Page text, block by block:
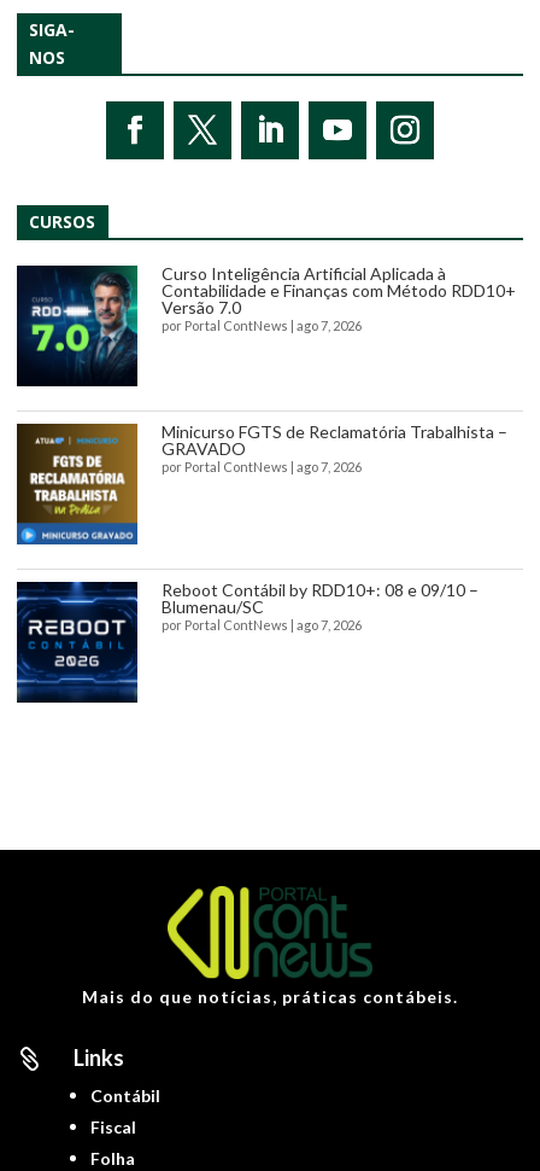
SIGA-
NOS
CURSOS
Curso Inteligência Artificial Aplicada à
Contabilidade e Finanças com Método RDD10+
Versão 7.0
por Portal ContNews ago 7, 2026
Minicurso FGTS de Reclamatória Trabalhista –
GRAVADO
por Portal ContNews ago 7, 2026
Reboot Contábil by RDD10+: 08 e 09/10 –
Blumenau/SC
por Portal ContNews ago 7, 2026
Mais do que notícias, práticas contábeis.
 Links
Contábil
Fiscal
Folha